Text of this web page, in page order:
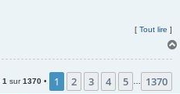
[ Tout lire ]
1 sur1370 • 1 2 3 4 5 1370